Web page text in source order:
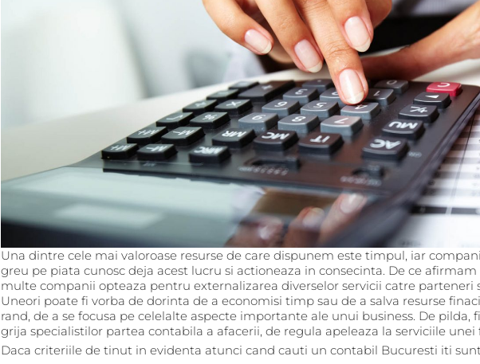
Una dintre cele mai valoroase resurse de care dispunem este timpul, iar
greu pe piata cunosc deja acest lucru si actioneaza in consecinta. De ce
multe companii opteaza pentru externalizarea diverselor servicii catre parteneri
Uneori poate fi vorba de dorinta de a economisi timp sau de a salva resurse
rand, de a se focusa pe celelalte aspecte importante ale unui business. De pilda,
grija specialistilor partea contabila a afacerii, de regula apeleaza la serviciile
Daca criteriile de tinut in evidenta atunci cand cauti un contabil Bucuresti iti